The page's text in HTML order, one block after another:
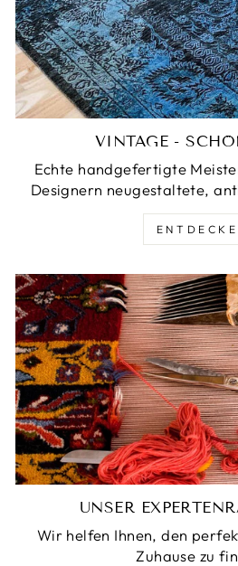
VINTAGE -
Echte handgefertigte
Designern neugestaltete,
UNSER
Wir helfen Ihnen, den
Zuhause zu